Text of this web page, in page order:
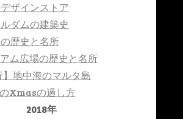
ザインストア
ダムの建築史
歴史と名所
ム広場の歴史と名所
】地中海のマルタ島
Xmasの過し方
2018年